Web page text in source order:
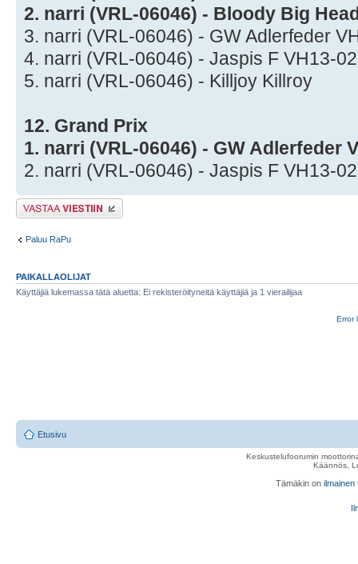
2. narri (VRL-06046) - Bloody Big
3. narri (VRL-06046) - GW Adlerfeder
4. narri (VRL-06046) - Jaspis F VH13-
5. narri (VRL-06046) - Killjoy Killroy
12. Grand Prix
1. narri (VRL-06046) - GW Adlerfeder
2. narri (VRL-06046) - Jaspis F VH13-
Lähetä vastaus
Paluu RaPu
PAIKALLAOLIJAT
Käyttäjiä lukemassa tätä aluetta: Ei rekisteröityneitä käyttäjiä ja 1 vierailijaa
Error
Etusivu
Keskustelufoorumin
Käännös,
Tämäkin on ilmainen